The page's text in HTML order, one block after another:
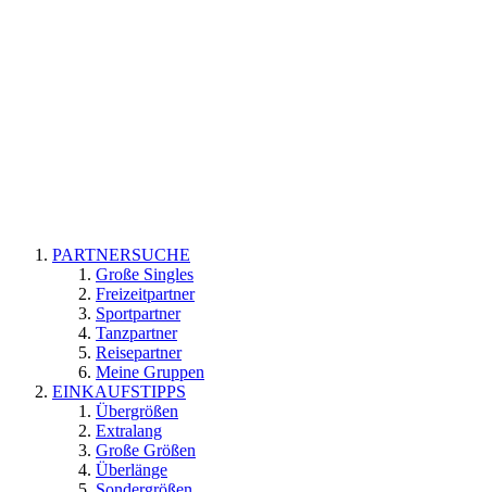
PARTNERSUCHE
Große Singles
Freizeitpartner
Sportpartner
Tanzpartner
Reisepartner
Meine Gruppen
EINKAUFSTIPPS
Übergrößen
Extralang
Große Größen
Überlänge